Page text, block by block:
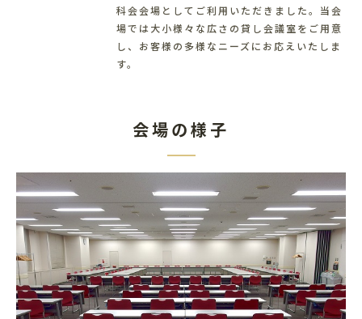
科会会場としてご利用いただきました。当会
場では大小様々な広さの貸し会議室をご用意
し、お客様の多様なニーズにお応えいたしま
す。
会場の様子